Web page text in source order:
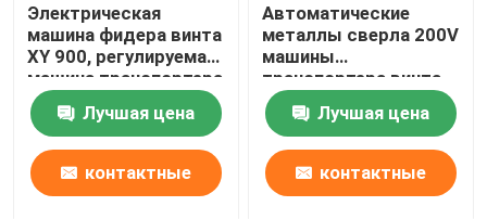
Электрическая
машина фидера винта
XY 900, регулируемая
машина транспортера
винта
Лучшая цена
контактные
Автоматические
металлы сверла 200V
машины
транспортера винта
железистые
Лучшая цена
контактные